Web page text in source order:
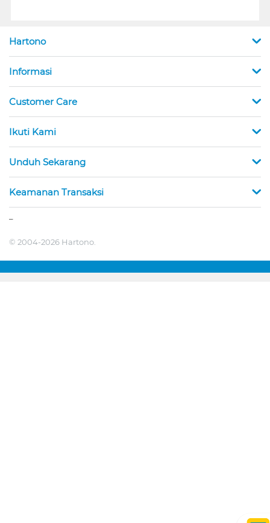
Hartono
Informasi
Customer Care
Ikuti Kami
Unduh Sekarang
Keamanan Transaksi
© 2004-2026 Hartono.